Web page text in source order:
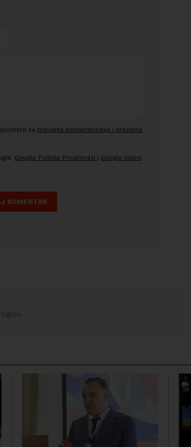
sa pravilima komentarisanja i pravilima
Google Politika Privatnosti i Google Uslovi